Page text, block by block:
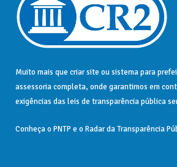
Muito mais que criar site ousistema para
assessoriacompleta, onde garantimos em
exigências das leis de transparência pública
Conheça o PNTP e o Radar da Transparência